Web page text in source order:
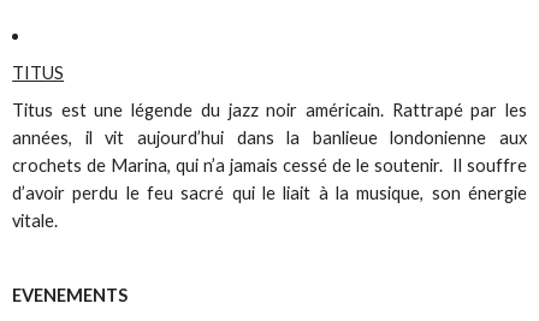
TITUS
Titus est une légende du jazz noir américain. Rattrapé par les
années, il vit aujourd’hui dans la banlieue londonienne aux
crochets de Marina, qui n’a jamais cessé de le soutenir. Il souffre
d’avoir perdu le feu sacré qui le liait à la musique, son énergie
vitale.
EVENEMENTS